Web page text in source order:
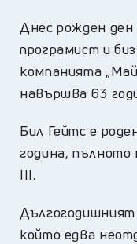
Днес рожден ден
програмист и
компанията
навършва 63
Бил Гейтс е
година, пълното
ІІІ.
който едва